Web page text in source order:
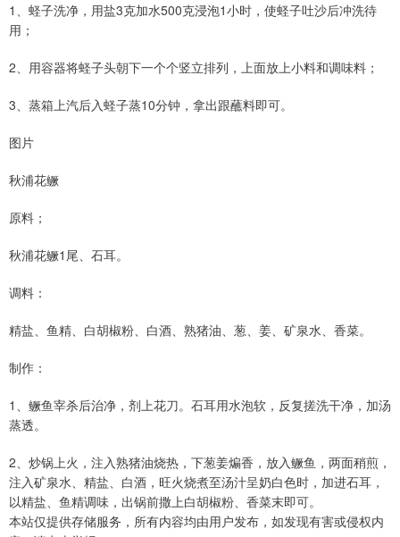
1、蛏子洗净，用盐3克加水500克浸泡1小时，使蛏子吐沙后冲洗待
用；
2、用容器将蛏子头朝下一个个竖立排列，上面放上小料和调味料；
3、蒸箱上汽后入蛏子蒸10分钟，拿出跟蘸料即可。
图片
秋浦花鳜
原料；
秋浦花鳜1尾、石耳。
调料：
精盐、鱼精、白胡椒粉、白酒、熟猪油、葱、姜、矿泉水、香菜。
制作：
1、鳜鱼宰杀后治净，剂上花刀。石耳用水泡软，反复搓洗干净，加汤
蒸透。
2、炒锅上火，注入熟猪油烧热，下葱姜煸香，放入鳜鱼，两面稍煎，
注入矿泉水、精盐、白酒，旺火烧煮至汤汁呈奶白色时，加进石耳，
以精盐、鱼精调味，出锅前撒上白胡椒粉、香菜末即可。
本站仅提供存储服务，所有内容均由用户发布，如发现有害或侵权内